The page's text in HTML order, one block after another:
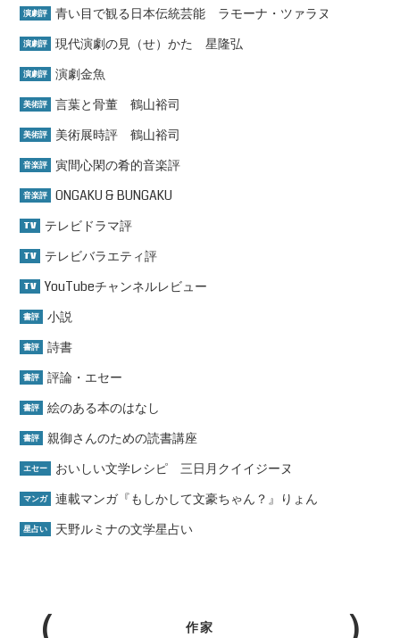
演劇評 青い目で観る日本伝統芸能 ラモーナ・ツァラヌ
演劇評 現代演劇の見（せ）かた 星隆弘
演劇評 演劇金魚
美術評 言葉と骨董 鶴山裕司
美術評 美術展時評 鶴山裕司
音楽評 寅間心閑の肴的音楽評
音楽評 ONGAKU & BUNGAKU
TV テレビドラマ評
TV テレビバラエティ評
TV YouTubeチャンネルレビュー
書評 小説
書評 詩書
書評 評論・エセー
書評 絵のある本のはなし
書評 親御さんのための読書講座
エセー おいしい文学レシピ 三日月クイイジーヌ
マンガ 連載マンガ『もしかして文豪ちゃん？』りょん
星占い 天野ルミナの文学星占い
作家